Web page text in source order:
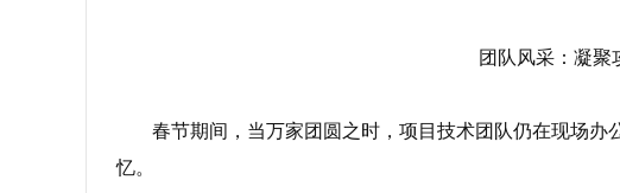
团队风采：凝聚
春节期间，当万家团圆之时，项目技术团队仍在现场
忆。